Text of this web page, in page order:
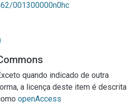
001300000n0hc
quando indicado de outra
a licença deste item é descrita
openAccess